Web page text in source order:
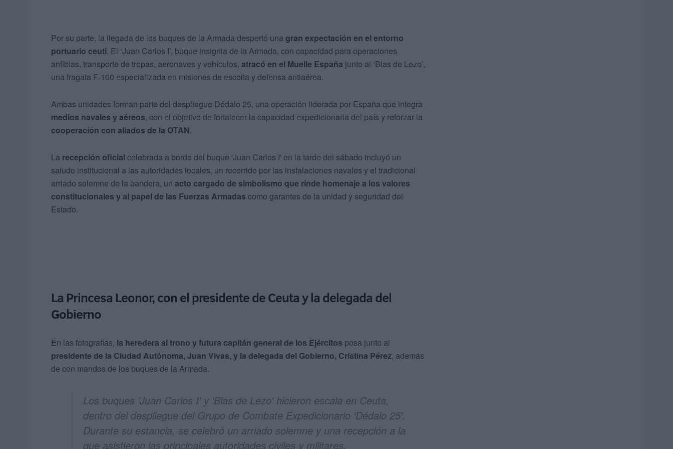
Por su parte, la llegada de los buques de la Armada despertó una gran expectación en el entorno
portuario ceutí. El ‘Juan Carlos I’, buque insignia de la Armada, con capacidad para operaciones
anfibias, transporte de tropas, aeronaves y vehículos, atracó en el Muelle España junto al ‘Blas de Lezo’,
una fragata F-100 especializada en misiones de escolta y defensa antiaérea.
Ambas unidades forman parte del despliegue Dédalo 25, una operación liderada por España que integra
medios navales y aéreos, con el objetivo de fortalecer la capacidad expedicionaria del país y reforzar la
cooperación con aliados de la OTAN.
La recepción oficial celebrada a bordo del buque 'Juan Carlos I' en la tarde del sábado incluyó un
saludo institucional a las autoridades locales, un recorrido por las instalaciones navales y el tradicional
arriado solemne de la bandera, un acto cargado de simbolismo que rinde homenaje a los valores
constitucionales y al papel de las Fuerzas Armadas como garantes de la unidad y seguridad del
Estado.
La Princesa Leonor, con el presidente de Ceuta y la delegada del
Gobierno
En las fotografías, la heredera al trono y futura capitán general de los Ejércitos posa junto al
presidente de la Ciudad Autónoma, Juan Vivas, y la delegada del Gobierno, Cristina Pérez, además
de con mandos de los buques de la Armada.
Los buques 'Juan Carlos I' y 'Blas de Lezo' hicieron escala en Ceuta,
dentro del despliegue del Grupo de Combate Expedicionario 'Dédalo 25'.
Durante su estancia, se celebró un arriado solemne y una recepción a la
que asistieron las principales autoridades civiles y militares.